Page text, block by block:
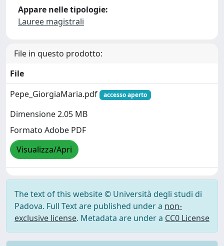
Appare nelle tipologie:
Lauree magistrali
File in questo prodotto:
File
Pepe_GiorgiaMaria.pdf
accesso aperto
Dimensione 2.05 MB
Formato Adobe PDF
Visualizza/Apri
The text of this website © Università degli studi di
Padova. Full Text are published under a non-
exclusive license. Metadata are under a CC0 License